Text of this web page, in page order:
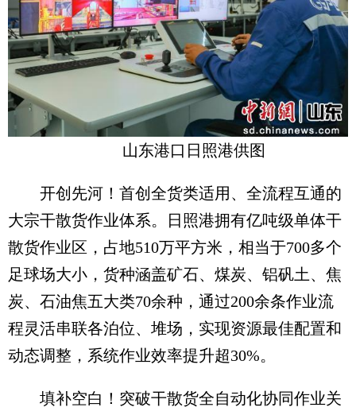
山东港口日照港供图
开创先河！首创全货类适用、全流程互通的
大宗干散货作业体系。日照港拥有亿吨级单体干
散货作业区，占地510万平方米，相当于700多个
足球场大小，货种涵盖矿石、煤炭、铝矾土、焦
炭、石油焦五大类70余种，通过200余条作业流
程灵活串联各泊位、堆场，实现资源最佳配置和
动态调整，系统作业效率提升超30%。
填补空白！突破干散货全自动化协同作业关